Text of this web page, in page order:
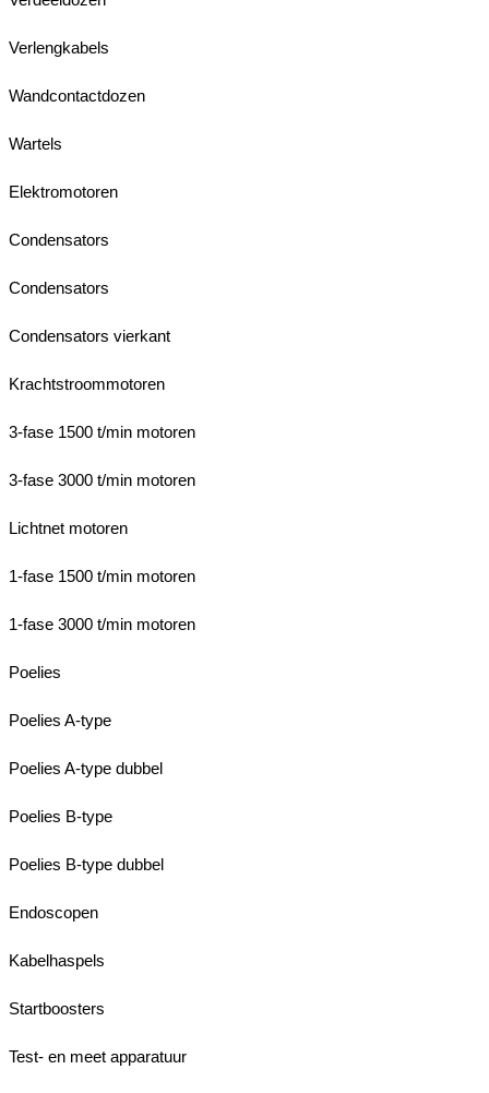
Verlengkabels
Wandcontactdozen
Wartels
Elektromotoren
Condensators
Condensators
Condensators vierkant
Krachtstroommotoren
3-fase 1500 t/min motoren
3-fase 3000 t/min motoren
Lichtnet motoren
1-fase 1500 t/min motoren
1-fase 3000 t/min motoren
Poelies
Poelies A-type
Poelies A-type dubbel
Poelies B-type
Poelies B-type dubbel
Endoscopen
Kabelhaspels
Startboosters
Test- en meet apparatuur